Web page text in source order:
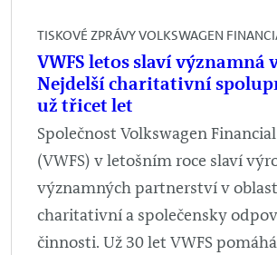
TISKOVÉ ZPRÁVY VOLKSWAGEN
VWFS letos slaví významná
Nejdelší charitativní
už třicet let
Společnost Volkswagen
(VWFS) v letošním roce slaví
významných partnerství v
charitativní a společensky
činnosti. Už 30 let VWFS